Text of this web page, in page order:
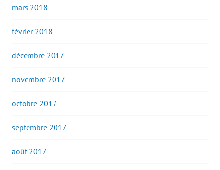
mars 2018
février 2018
décembre 2017
novembre 2017
octobre 2017
septembre 2017
août 2017